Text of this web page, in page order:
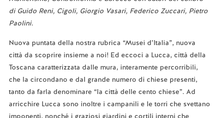
di Guido Reni, Cigoli, Giorgio Vasari, Federico Zuccari, Pietro
Paolini.
Nuova puntata della nostra rubrica “Musei d’Italia”, nuova
città da scoprire insieme a noi! Ed eccoci a Lucca, città della
Toscana caratterizzata dalle mura, interamente percorribili,
che la circondano e dal grande numero di chiese presenti,
tanto da farla denominare “la città delle cento chiese”. Ad
arricchire Lucca sono inoltre i campanili e le torri che svettano
imponenti, nonché i graziosi giardini e cortili interni che